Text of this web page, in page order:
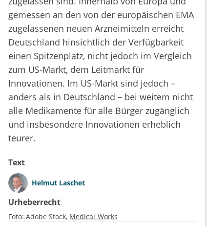
gemessen an den von der europäischen EMA
zugelassenen neuen Arzneimitteln erreicht
Deutschland hinsichtlich der Verfügbarkeit
einen Spitzenplatz, nicht jedoch im Vergleich
zum US-Markt, dem Leitmarkt für
Innovationen. Im US-Markt sind jedoch –
anders als in Deutschland – bei weitem nicht
alle Medikamente für alle Bürger zugänglich
und insbesondere Innovationen erheblich
teurer.
Text
Helmut Laschet
Urheberrecht
Foto: Adobe Stock Medical Works